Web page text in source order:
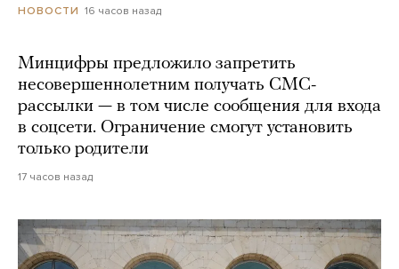
НОВОСТИ 16 часов назад
Минцифры предложило запретить
несовершеннолетним получать СМС-
рассылки — в том числе сообщения для входа
в соцсети. Ограничение смогут установить
только родители
17 часов назад